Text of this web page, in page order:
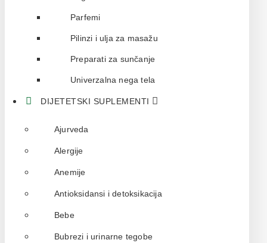
Parfemi
Pilinzi i ulja za masažu
Preparati za sunčanje
Univerzalna nega tela
DIJETETSKI SUPLEMENTI
Ajurveda
Alergije
Anemije
Antioksidansi i detoksikacija
Bebe
Bubrezi i urinarne tegobe